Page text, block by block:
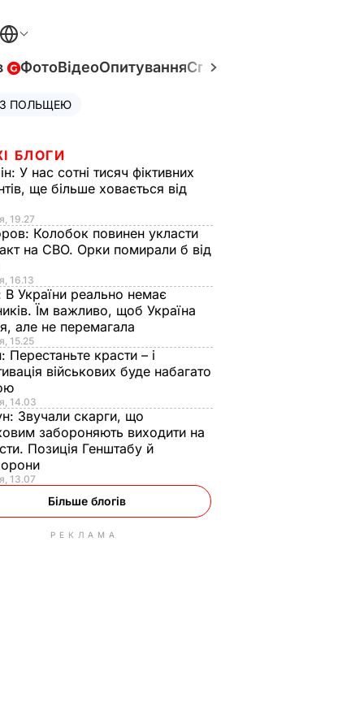
ФотоВідеоОпитуванняСпецпроєкти
ПОЛЬЩЕЮ
БЛОГИ
У нас сотні тисяч фіктивних
ще більше ховається від
19.27
Колобок повинен укласти
на СВО. Орки помирали б від
16.13
В України реально немає
Їм важливо, щоб Україна
але не перемагала
15.25
Перестаньте красти – і
військових буде набагато
14.03
Звучали скарги, що
забороняють виходити на
Позиція Генштабу й
13.07
Більше блогів
РЕКЛАМА